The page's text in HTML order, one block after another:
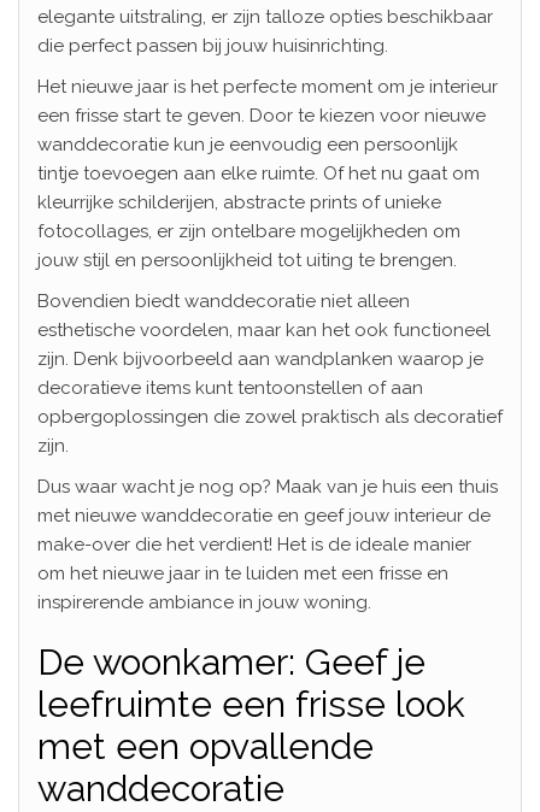
elegante uitstraling, er zijn talloze opties beschikbaar
die perfect passen bij jouw huisinrichting.
Het nieuwe jaar is het perfecte moment om je interieur
een frisse start te geven. Door te kiezen voor nieuwe
wanddecoratie kun je eenvoudig een persoonlijk
tintje toevoegen aan elke ruimte. Of het nu gaat om
kleurrijke schilderijen, abstracte prints of unieke
fotocollages, er zijn ontelbare mogelijkheden om
jouw stijl en persoonlijkheid tot uiting te brengen.
Bovendien biedt wanddecoratie niet alleen
esthetische voordelen, maar kan het ook functioneel
zijn. Denk bijvoorbeeld aan wandplanken waarop je
decoratieve items kunt tentoonstellen of aan
opbergoplossingen die zowel praktisch als decoratief
zijn.
Dus waar wacht je nog op? Maak van je huis een thuis
met nieuwe wanddecoratie en geef jouw interieur de
make-over die het verdient! Het is de ideale manier
om het nieuwe jaar in te luiden met een frisse en
inspirerende ambiance in jouw woning.
De woonkamer: Geef je
leefruimte een frisse look
met een opvallende
wanddecoratie